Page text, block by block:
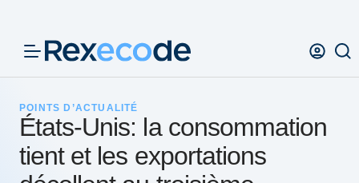
POINTS D’ACTUALITÉ
États-Unis: la consommation
tient et les exportations